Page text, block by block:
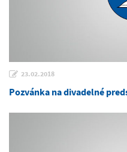
23.02.2018
Pozvánka na divadelné